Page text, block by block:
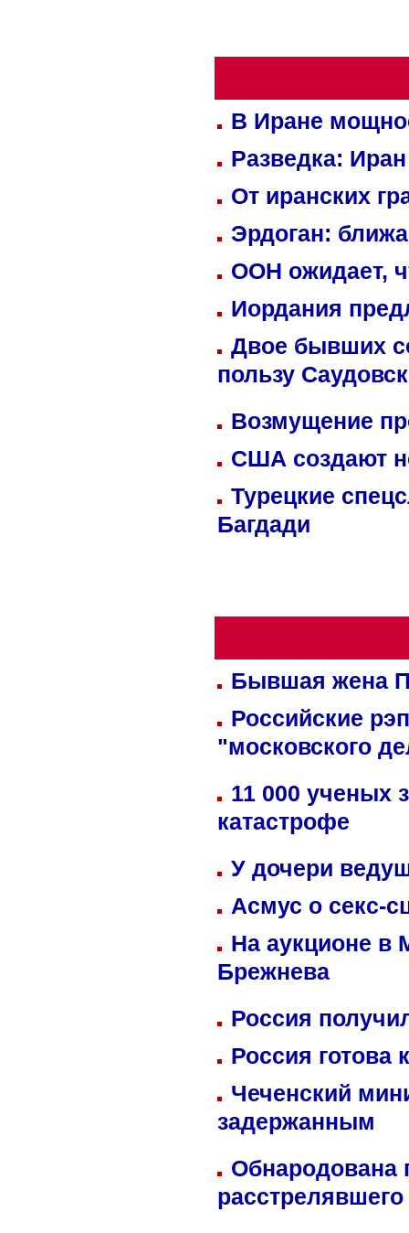
В Иране
Разведка:
От иранских
Эрдоган:
ООН ожидает,
Иордания
Двое бывших
пользу
Возмущение
США создают
Турецкие
Багдади
Бывшая жена
Российские
"московского
11 000 ученых
катастрофе
У дочери
Асмус о секс-
На аукционе в
Брежнева
Россия
Россия готова
Чеченский
задержанным
Обнародована